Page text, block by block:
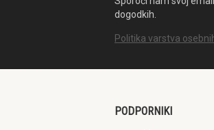
dogodkih.
Politika varstva
PODPORNIKI